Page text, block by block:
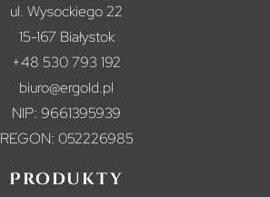
ul. Wysockiego 22
15-167 Białystok
+48 530 793 192
biuro@ergold.pl
NIP: 9661395939
REGON: 052226985
Produkty